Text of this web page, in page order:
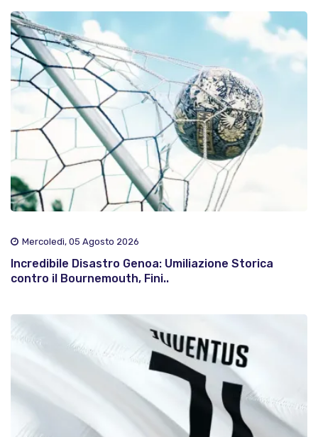
Mercoledì, 05 Agosto 2026
Incredibile Disastro Genoa: Umiliazione Storica
contro il Bournemouth, Fini..